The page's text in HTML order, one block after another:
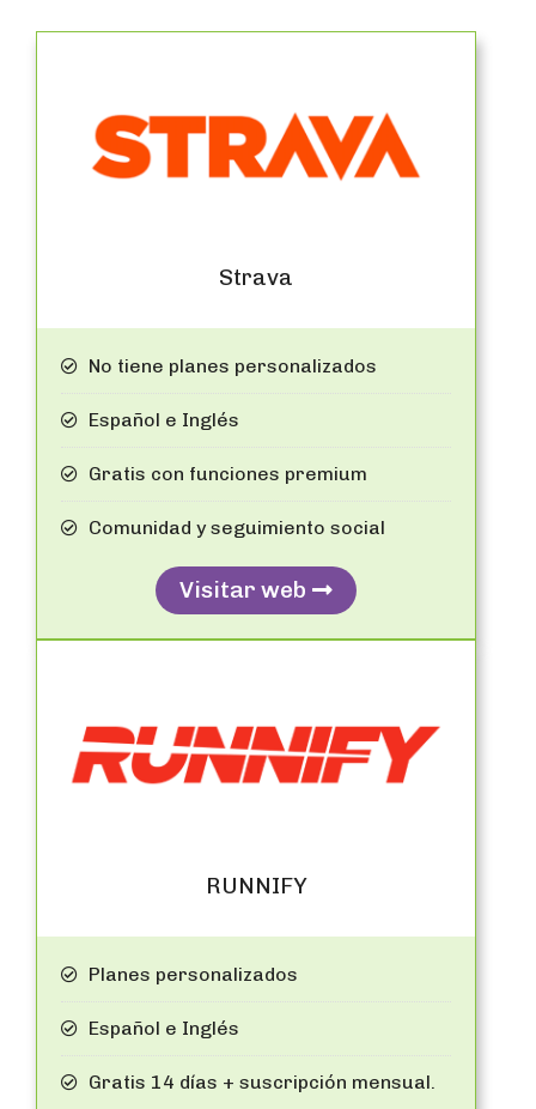
Strava
No tiene planes personalizados
Español e Inglés
Gratis con funciones premium
Comunidad y seguimiento social
Visitar web
RUNNIFY
Planes personalizados
Español e Inglés
Gratis 14 días + suscripción mensual.